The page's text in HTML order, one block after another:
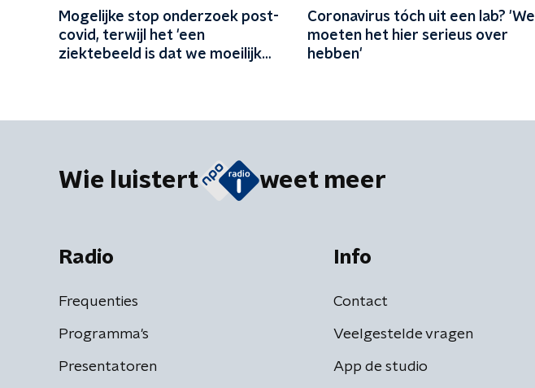
Mogelijke stop onderzoek post-
covid, terwijl het 'een
ziektebeeld is dat we moeilijk
Coronavirus tóch uit een lab? 'We
moeten het hier serieus over
hebben'
Wie luistert weet meer
Radio
Frequenties
Programma's
Presentatoren
Info
Contact
Veelgestelde vragen
App de studio